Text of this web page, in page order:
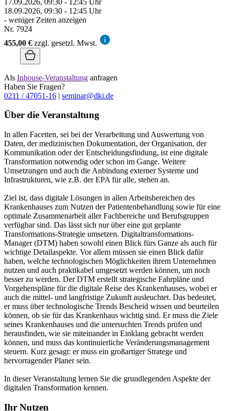
18.09.2026, 09:30 - 12:45 Uhr
- weniger Zeiten anzeigen
Nr. 7924
455,00 € zzgl. gesetzl. Mwst.
Als Inhouse-Veranstaltung anfragen
Haben Sie Fragen?
0211 / 47051-16 | seminar@dki.de
Über die Veranstaltung
In allen Facetten, sei bei der Verarbeitung und Auswertung von
Daten, der medizinischen Dokumentation, der Organisation, der
Kommunikation oder der Entscheidungsfindung, ist eine digitale
Transformation notwendig oder schon im Gange. Weitere
Umsetzungen und auch die Anbindung externer Systeme und
Infrastrukturen, wie z.B. der EPA für alle, stehen an.
Ziel ist, dass digitale Lösungen in allen Arbeitsbereichen des
Krankenhauses zum Nutzen der Patientenbehandlung sowie für eine
optimale Zusammenarbeit aller Fachbereiche und Berufsgruppen
verfügbar sind. Das lässt sich nur über eine gut geplante
Transformations-Strategie umsetzen. Digitaltransformations-
Manager (DTM) haben sowohl einen Blick fürs Ganze als auch für
wichtige Detailaspekte. Vor allem müssen sie einen Blick dafür
haben, welche technologischen Möglichkeiten ihrem Unternehmen
nutzen und auch praktikabel umgesetzt werden können, um noch
besser zu werden. Der DTM erstellt strategische Fahrpläne und
Vorgehenspläne für die digitale Reise des Krankenhauses, wobei er
auch die mittel- und langfristige Zukunft ausleuchtet. Das bedeutet,
er muss über technologische Trends Bescheid wissen und beurteilen
können, ob sie für das Krankenhaus wichtig sind. Er muss die Ziele
seines Krankenhauses und die untersuchten Trends prüfen und
herausfinden, wie sie miteinander in Einklang gebracht werden
können, und muss das kontinuierliche Veränderungsmanagement
steuern. Kurz gesagt: er muss ein großartiger Stratege und
hervorragender Planer sein.
In dieser Veranstaltung lernen Sie die grundlegenden Aspekte der
digitalen Transformation kennen.
Ihr Nutzen